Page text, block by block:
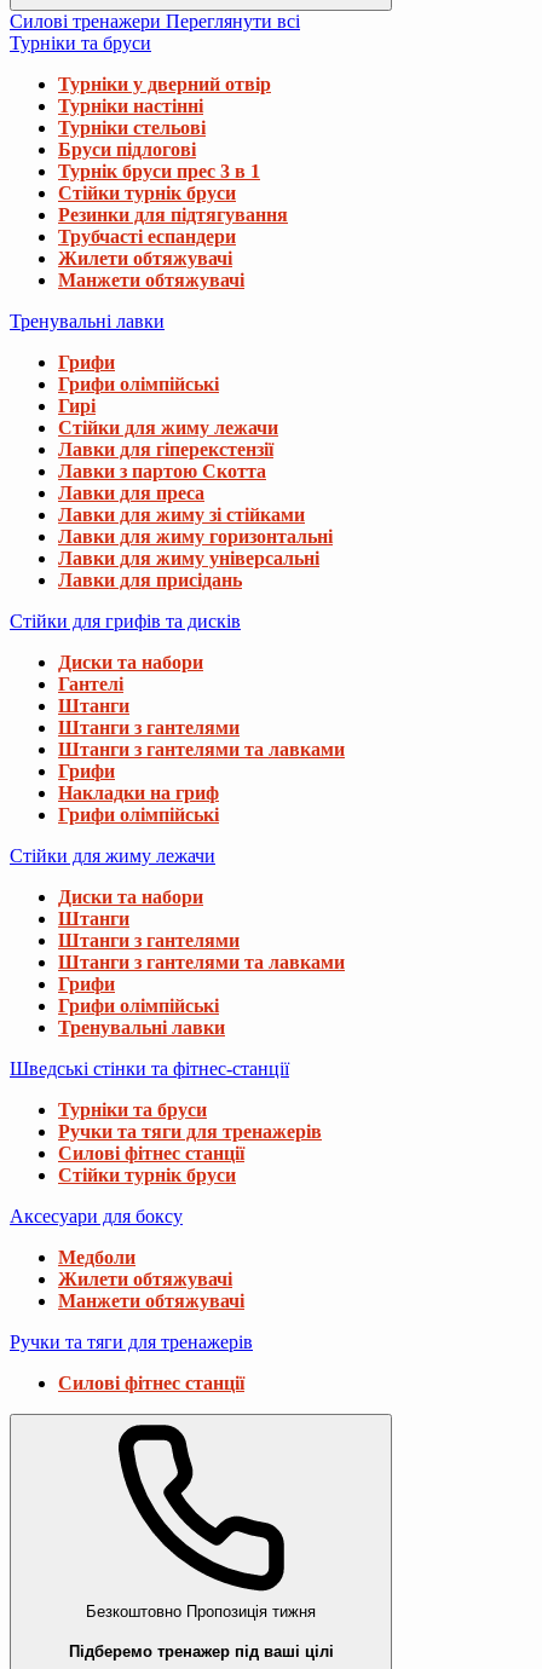
Силові тренажери Переглянути всі
Турніки та бруси
Турніки у дверний отвір
Турніки настінні
Турніки стельові
Бруси підлогові
Турнік бруси прес 3 в 1
Стійки турнік бруси
Резинки для підтягування
Трубчасті еспандери
Жилети обтяжувачі
Манжети обтяжувачі
Тренувальні лавки
Грифи
Грифи олімпійські
Гирі
Стійки для жиму лежачи
Лавки для гіперекстензії
Лавки з партою Скотта
Лавки для преса
Лавки для жиму зі стійками
Лавки для жиму горизонтальні
Лавки для жиму універсальні
Лавки для присідань
Стійки для грифів та дисків
Диски та набори
Гантелі
Штанги
Штанги з гантелями
Штанги з гантелями та лавками
Грифи
Накладки на гриф
Грифи олімпійські
Стійки для жиму лежачи
Диски та набори
Штанги
Штанги з гантелями
Штанги з гантелями та лавками
Грифи
Грифи олімпійські
Тренувальні лавки
Шведські стінки та фітнес-станції
Турніки та бруси
Ручки та тяги для тренажерів
Силові фітнес станції
Стійки турнік бруси
Аксесуари для боксу
Медболи
Жилети обтяжувачі
Манжети обтяжувачі
Ручки та тяги для тренажерів
Силові фітнес станції
Безкоштовно Пропозиція тижня
Підберемо тренажер під ваші цілі